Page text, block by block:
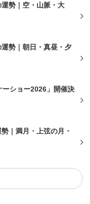
勢｜空・山脈・大
勢｜朝日・真昼・夕
ショー2026」開催決
｜満月・上弦の月・